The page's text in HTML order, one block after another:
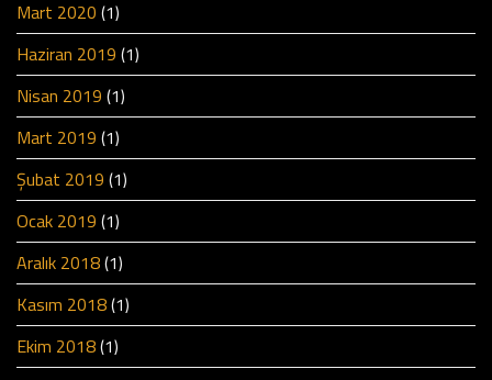
Mart 2020 (1)
Haziran 2019 (1)
Nisan 2019 (1)
Mart 2019 (1)
Şubat 2019 (1)
Ocak 2019 (1)
Aralık 2018(1)
Kasım 2018(1)
Ekim 2018(1)